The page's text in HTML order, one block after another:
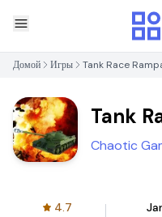
Домой Игры Tank Race
Tank
Chaotic
4.7